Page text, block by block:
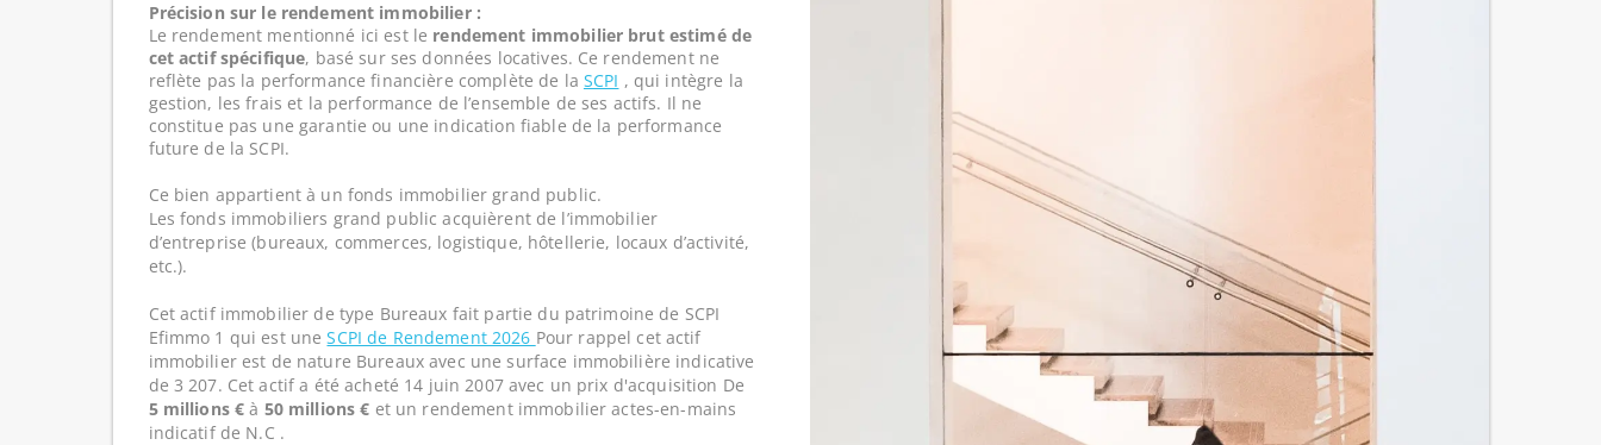
Précision sur le rendement immobilier :
Le rendement mentionné ici est le rendement immobilier brut estimé de
cet actif spécifique, basé sur ses données locatives. Ce rendement ne
reflète pas la performance financière complète de la SCPI , qui intègre la
gestion, les frais et la performance de l’ensemble de ses actifs. Il ne
constitue pas une garantie ou une indication fiable de la performance
future de la SCPI.
Ce bien appartient à un fonds immobilier grand public.
Les fonds immobiliers grand public acquièrent de l’immobilier
d’entreprise (bureaux, commerces, logistique, hôtellerie, locaux d’activité,
etc.).
Cet actif immobilier de type Bureaux fait partie du patrimoine de SCPI
Efimmo 1 qui est uneSCPI de Rendement 2026 Pour rappel cet actif
immobilier est de nature Bureaux avec une surface immobilière indicative
de 3 207. Cet actif a été acheté 14 juin 2007 avec un prix d'acquisition De
5 millions € à 50 millions € et un rendement immobilier actes-en-mains
indicatif de N.C .